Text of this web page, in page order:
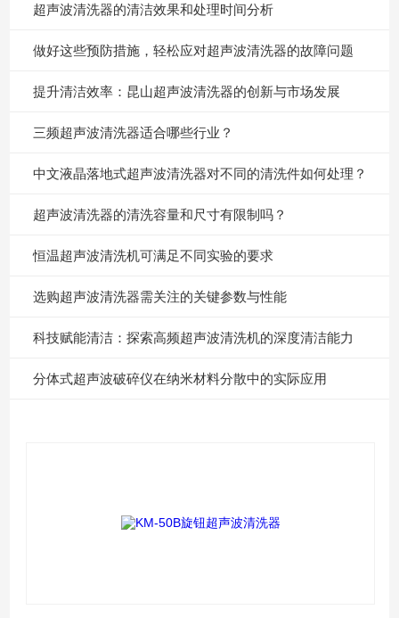
超声波清洗器的清洁效果和处理时间分析
做好这些预防措施，轻松应对超声波清洗器的故障问题
提升清洁效率：昆山超声波清洗器的创新与市场发展
三频超声波清洗器适合哪些行业？
中文液晶落地式超声波清洗器对不同的清洗件如何处理？
超声波清洗器的清洗容量和尺寸有限制吗？
恒温超声波清洗机可满足不同实验的要求
选购超声波清洗器需关注的关键参数与性能
科技赋能清洁：探索高频超声波清洗机的深度清洁能力
分体式超声波破碎仪在纳米材料分散中的实际应用